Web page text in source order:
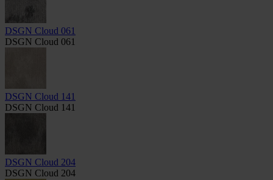
DSGN Cloud 061
DSGN Cloud 061
DSGN Cloud 141
DSGN Cloud 141
DSGN Cloud 204
DSGN Cloud 204